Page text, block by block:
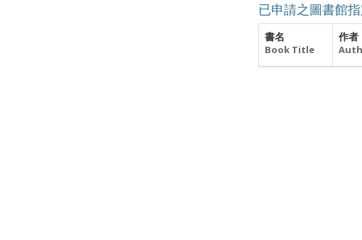
已申請之圖書館
書名
Book Title
作者